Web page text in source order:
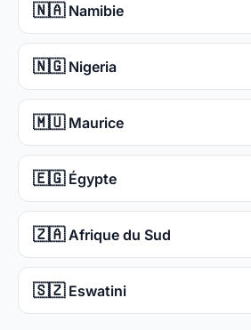
🇳🇦Namibie
🇳🇬Nigeria
🇲🇺Maurice
🇪🇬Égypte
🇿🇦Afrique du Sud
🇸🇿Eswatini